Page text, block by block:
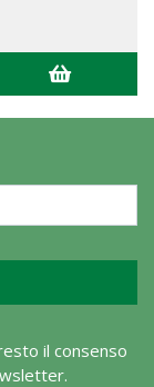
il consenso